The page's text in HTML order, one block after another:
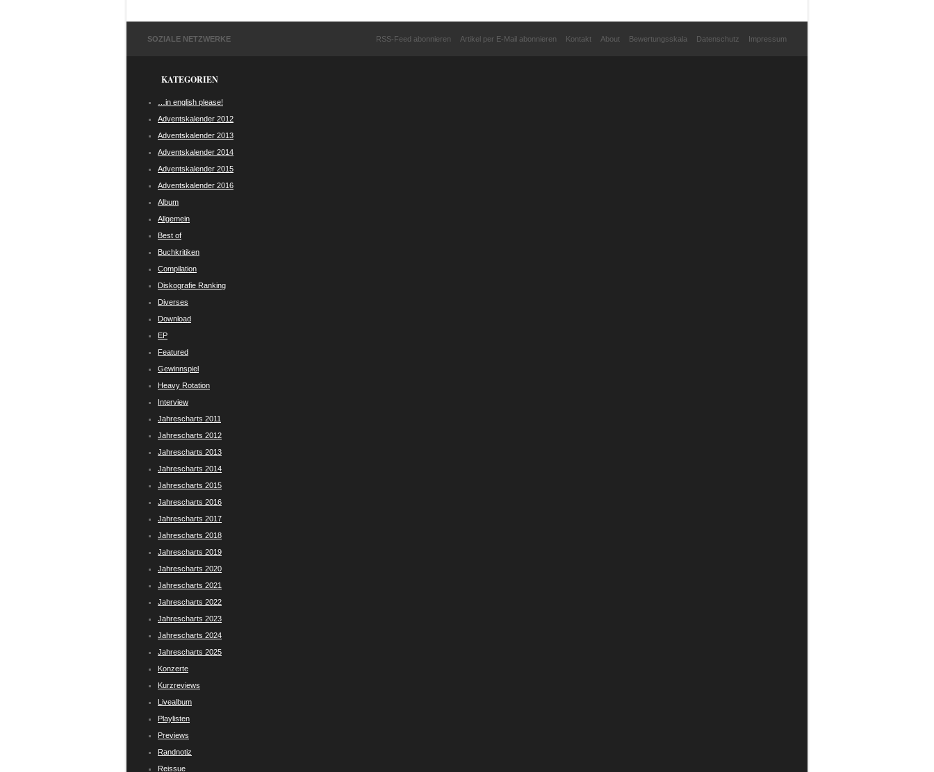
SOZIALE NETZWERKE RSS-Feed abonnieren Artikel per E-Mail abonnieren Kontakt About Bewertungsskala Datenschutz Impressum
KATEGORIEN
…in english please!
Adventskalender 2012
Adventskalender 2013
Adventskalender 2014
Adventskalender 2015
Adventskalender 2016
Album
Allgemein
Best of
Buchkritiken
Compilation
Diskografie Ranking
Diverses
Download
EP
Featured
Gewinnspiel
Heavy Rotation
Interview
Jahrescharts 2011
Jahrescharts 2012
Jahrescharts 2013
Jahrescharts 2014
Jahrescharts 2015
Jahrescharts 2016
Jahrescharts 2017
Jahrescharts 2018
Jahrescharts 2019
Jahrescharts 2020
Jahrescharts 2021
Jahrescharts 2022
Jahrescharts 2023
Jahrescharts 2024
Jahrescharts 2025
Konzerte
Kurzreviews
Livealbum
Playlisten
Previews
Randnotiz
Reissue